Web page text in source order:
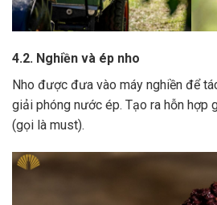
4.2. Nghiền và ép nho
Nho được đưa vào máy nghiền để
giải phóng nước ép. Tạo ra hỗn hợp
(gọi là must).